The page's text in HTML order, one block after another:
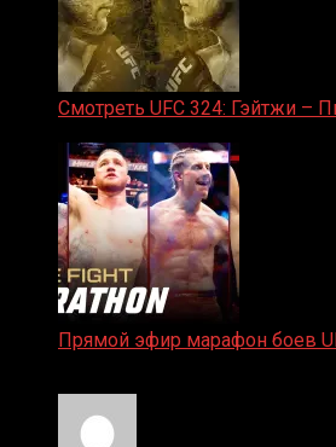
Смотреть UFC 324: Гэйтжи –
Прямой эфир марафон боев